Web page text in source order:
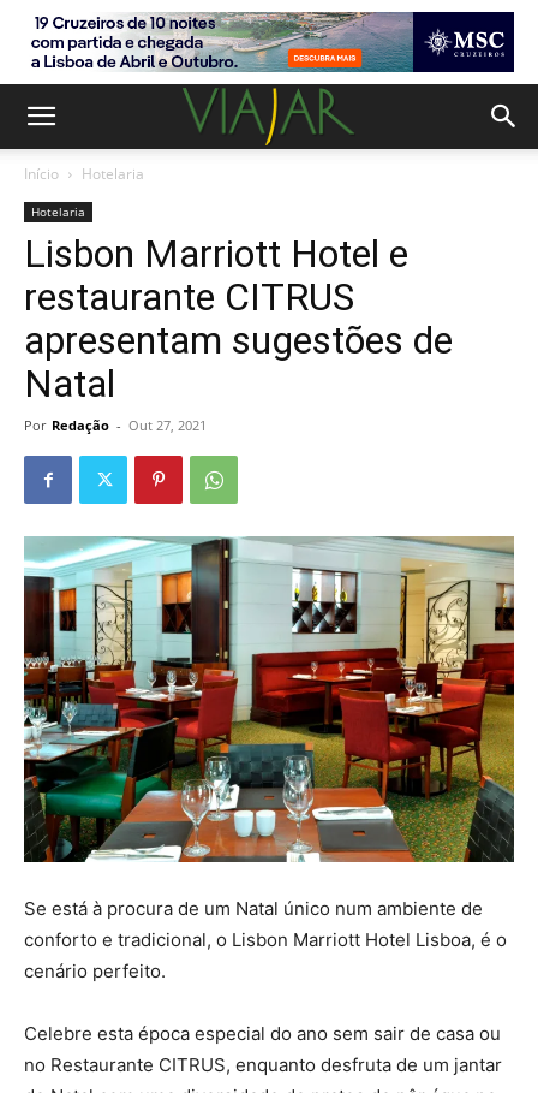
Início Hotelaria
Hotelaria
Lisbon Marriott Hotel e
restaurante CITRUS
apresentam sugestões de
Natal
Por Redação - Out 27, 2021
Se está à procura de um Natal único num ambiente de
conforto e tradicional, o Lisbon Marriott Hotel Lisboa, é o
cenário perfeito.
Celebre esta época especial do ano sem sair de casa ou
no Restaurante CITRUS, enquanto desfruta de um jantar